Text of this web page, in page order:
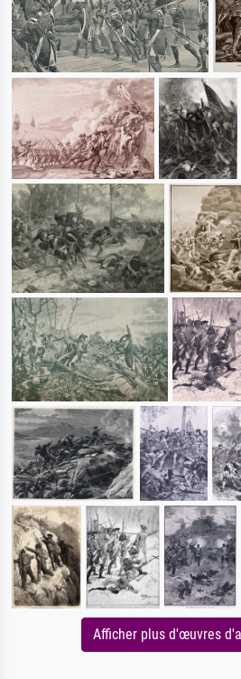
Afficher plus d'œuvres